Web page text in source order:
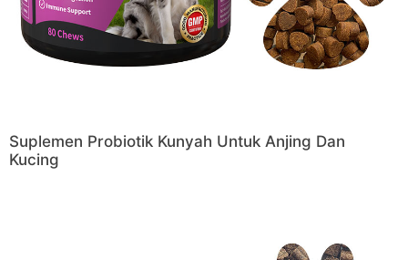
Suplemen Probiotik Kunyah Untuk Anjing Dan
Kucing